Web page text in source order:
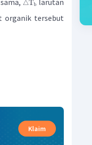
△Tb larutan
organik tersebut
Klaim